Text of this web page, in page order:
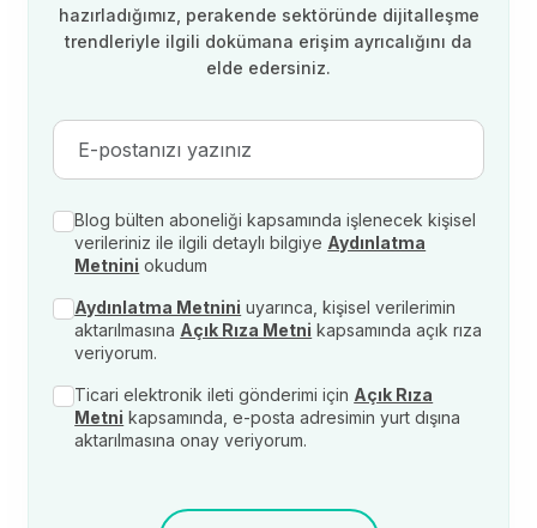
hazırladığımız, perakende sektöründe dijitalleşme
trendleriyle ilgili dokümana erişim ayrıcalığını da
elde edersiniz.
Blog bülten aboneliği kapsamında işlenecek kişisel
verileriniz ile ilgili detaylı bilgiye Aydınlatma
Metnini okudum
Aydınlatma Metnini uyarınca, kişisel verilerimin
aktarılmasına Açık Rıza Metni kapsamında açık rıza
veriyorum.
Ticari elektronik ileti gönderimi için Açık Rıza
Metni kapsamında, e-posta adresimin yurt dışına
aktarılmasına onay veriyorum.